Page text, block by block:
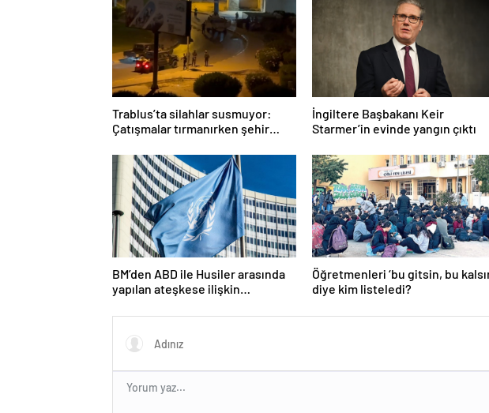
Trablus’ta silahlar susmuyor:
Çatışmalar tırmanırken şehir
İngiltere Başbakanı Keir
Starmer’in evinde yangın çıktı
BM’den ABD ile Husiler arasında
yapılan ateşkese ilişkin
Öğretmenleri ‘bu gitsin, bu
diye kim listeledi?